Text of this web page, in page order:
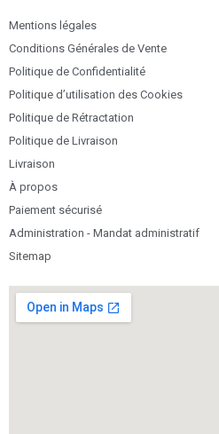
Mentions légales
Conditions Générales de Vente
Politique de Confidentialité
Politique d’utilisation des Cookies
Politique de Rétractation
Politique de Livraison
Livraison
À propos
Paiement sécurisé
Administration - Mandat administratif
Sitemap